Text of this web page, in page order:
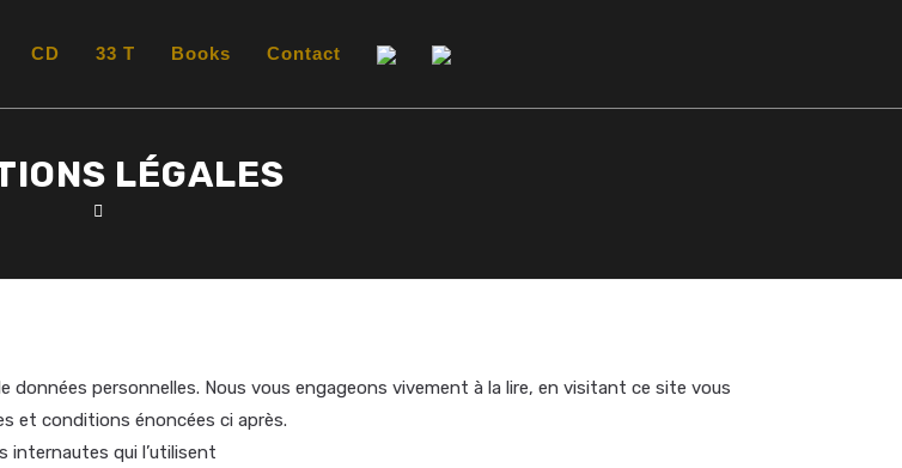
CD 33 T Books Contact
LÉGALES
personnelles. Nous vous engageons vivement à la lire, en visitant ce site vous
et conditions énoncées ci après.
internautes qui l’utilisent